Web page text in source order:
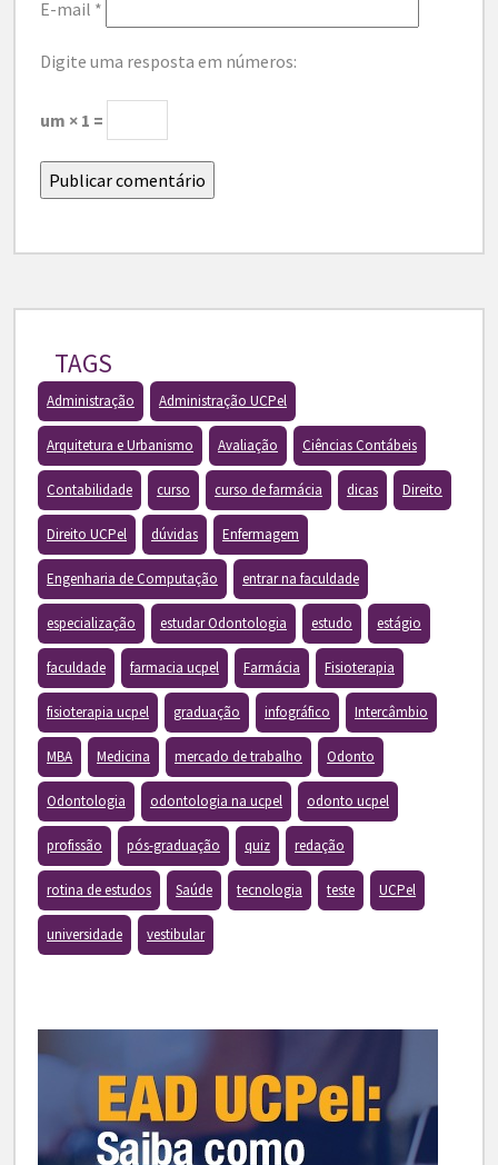
E-mail *
Digite uma resposta em números:
um × 1 =
TAGS
Administração Administração UCPel
Arquitetura e Urbanismo Avaliação Ciências Contábeis
Contabilidade curso curso de farmácia dicas Direito
Direito UCPel dúvidas Enfermagem
Engenharia de Computação entrar na faculdade
especialização estudar Odontologia estudo estágio
faculdade farmacia ucpel Farmácia Fisioterapia
fisioterapia ucpel graduação infográfico Intercâmbio
MBA Medicina mercado de trabalho Odonto
Odontologia odontologia na ucpel odonto ucpel
profissão pós-graduação quiz redação
rotina de estudos Saúde tecnologia teste UCPel
universidade vestibular